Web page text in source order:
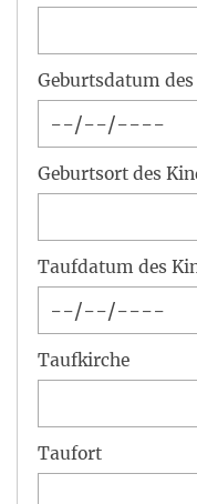
Geburtsdatum
Geburtsort des
Taufdatum des
Taufkirche
Taufort